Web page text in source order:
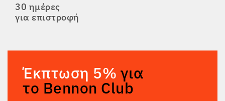
30 ημέρες
για επιστροφή
Έκπτωση 5% για
το Bennon Club